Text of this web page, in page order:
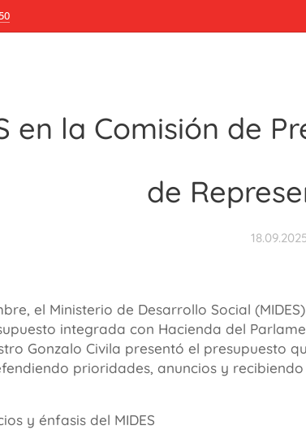
en la Comisión de
de
el Ministerio de Desarrollo Social
integrada con Hacienda del
Gonzalo Civila presentó el presupuesto
prioridades, anuncios y
y énfasis del MIDES